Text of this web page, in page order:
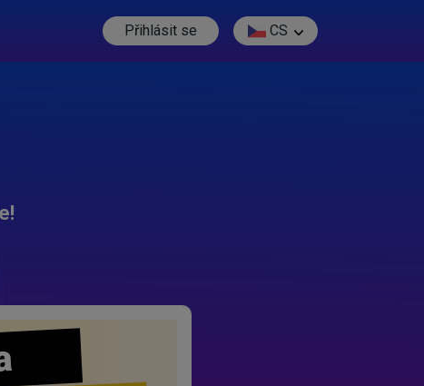
Přihlásit se CS